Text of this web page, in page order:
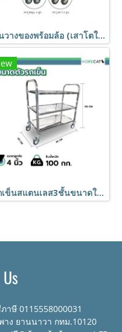
ชั้นวางของพร้อมล้อ (เสาโตใหญ่1นิ้ว) ชั้นอเนกประสงค์ชุบโครเมี่ยม ชั้นวาง4ชั้น ถอดประกอบได้ Shelf ตรา Happy Move
รถเข็นสแตนเลส3ชั้นขนาดใหญ่ 850x450x900 มม. BX-M143M HORECAT
ษี 0115558000031
ง ยานนาวา กทม.10120